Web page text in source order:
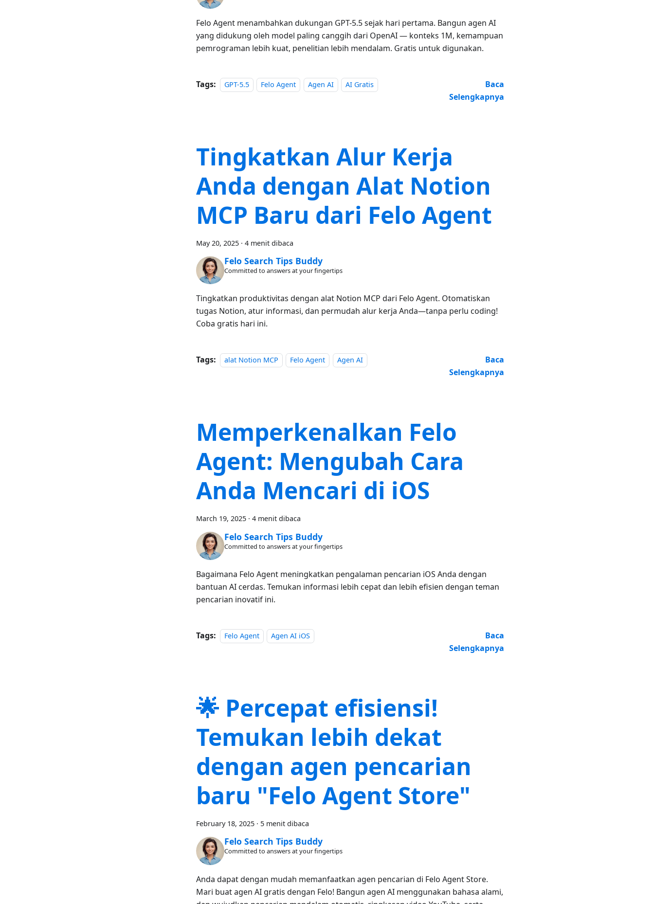
Felo Agent menambahkan dukungan GPT-5.5 sejak hari pertama. Bangun agen AI
yang didukung oleh model paling canggih dari OpenAI — konteks 1M, kemampuan
pemrograman lebih kuat, penelitian lebih mendalam. Gratis untuk digunakan.
Tags: GPT-5.5 Felo Agent Agen AI AI Gratis
Baca
Selengkapnya
Tingkatkan Alur Kerja
Anda dengan Alat Notion
MCP Baru dari Felo Agent
May 20, 2025 · 4 menit dibaca
Felo Search Tips Buddy
Committed to answers at your fingertips
Tingkatkan produktivitas dengan alat Notion MCP dari Felo Agent. Otomatiskan
tugas Notion, atur informasi, dan permudah alur kerja Anda—tanpa perlu coding!
Coba gratis hari ini.
Tags: alat Notion MCP Felo Agent Agen AI
Baca
Selengkapnya
Memperkenalkan Felo
Agent: Mengubah Cara
Anda Mencari di iOS
March 19, 2025 · 4 menit dibaca
Felo Search Tips Buddy
Committed to answers at your fingertips
Bagaimana Felo Agent meningkatkan pengalaman pencarian iOS Anda dengan
bantuan AI cerdas. Temukan informasi lebih cepat dan lebih efisien dengan teman
pencarian inovatif ini.
Tags: Felo Agent Agen AI iOS
Baca
Selengkapnya
🌟 Percepat efisiensi!
Temukan lebih dekat
dengan agen pencarian
baru "Felo Agent Store"
February 18, 2025 · 5 menit dibaca
Felo Search Tips Buddy
Committed to answers at your fingertips
Anda dapat dengan mudah memanfaatkan agen pencarian di Felo Agent Store.
Mari buat agen AI gratis dengan Felo! Bangun agen AI menggunakan bahasa alami,